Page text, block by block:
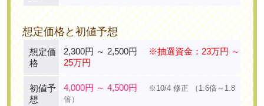
想定価格と初値予想
想定価
格
2,300円 ～ 2,500円
※抽選資金：23万円 ～
25万円
初値予
想
4,000円 ～ 4,500円 ※10/4 修正
（1.6倍～1.8
倍）